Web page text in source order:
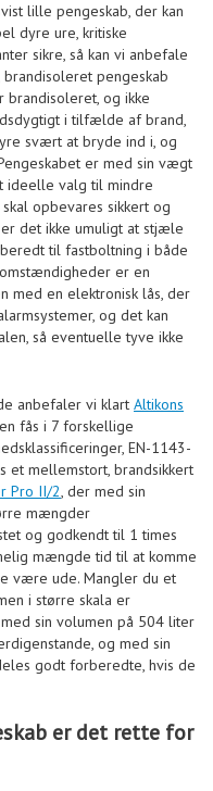
lille pengeskab, der kan
dyre ure, kritiske
sikre, så kan vi anbefale
pengeskab
brandisoleret, og ikke
i tilfælde af brand,
svært at bryde ind i, og
er med sin vægt
ideelle valg til mindre
opbevares sikkert og
det ikke umuligt at stjæle
til fastboltning i både
er en
med en elektronisk lås, der
og det kan
så eventuelle tyve ikke
anbefaler vi klart Altikons
fås i 7 forskellige
EN-1143-
et mellemstort, brandsikkert
Pro II/2, der med sin
mængder
og godkendt til 1 times
mængde tid til at komme
være ude. Mangler du et
i større skala er
sin volumen på 504 liter
og med sin
godt forberedte, hvis de
er det rette for